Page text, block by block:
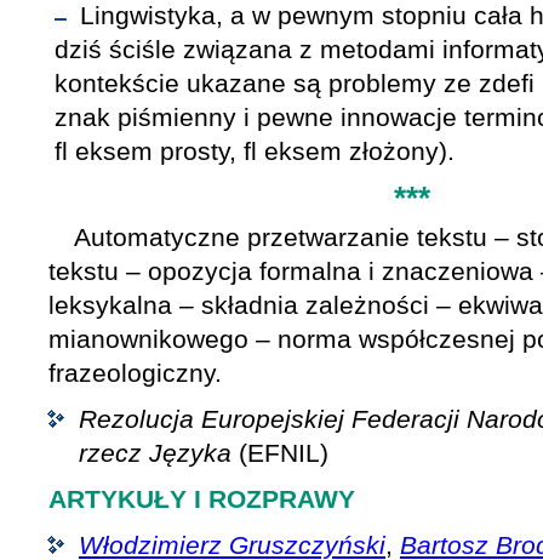
Lingwistyka, a w pewnym stopniu cała
dziś ściśle związana z metodami
kontekście ukazane są problemy ze
znak piśmienny i pewne innowacje
fl eksem prosty, fl eksem złożony).
***
Automatyczne przetwarzanie tekstu –
tekstu – opozycja formalna i znaczeniowa
leksykalna – składnia zależności –
mianownikowego – norma współczesnej
frazeologiczny.
Rezolucja Europejskiej Federacji
rzecz Języka (EFNIL)
ARTYKUŁY I ROZPRAWY
Włodzimierz Gruszczyński, Bartosz